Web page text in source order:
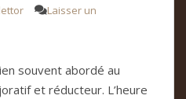
Laisser un
souvent abordé au
et réducteur. L’heure